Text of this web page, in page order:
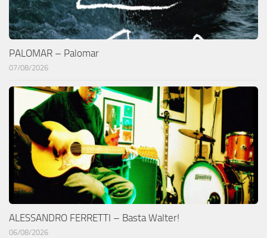
PALOMAR – Palomar
07/08/2026
ALESSANDRO FERRETTI – Basta Walter!
06/08/2026